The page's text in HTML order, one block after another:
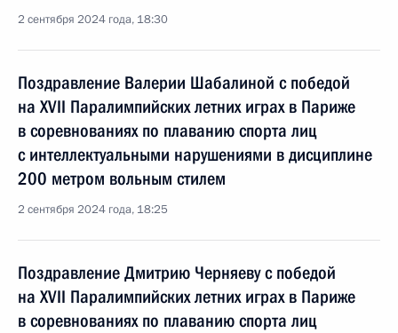
2 сентября 2024 года, 18:30
Поздравление Валерии Шабалиной с победой
на XVII Паралимпийских летних играх в Париже
в соревнованиях по плаванию спорта лиц
с интеллектуальными нарушениями в дисциплине
200 метром вольным стилем
2 сентября 2024 года, 18:25
Поздравление Дмитрию Черняеву с победой
на XVII Паралимпийских летних играх в Париже
в соревнованиях по плаванию спорта лиц